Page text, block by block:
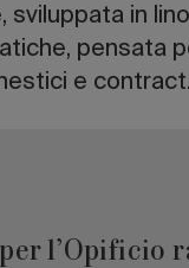
sviluppata in
pensata
e contract.
l’Opificio